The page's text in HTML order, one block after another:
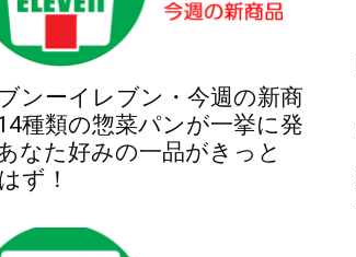
ブンーイレブン・今週の新商
種類の惣菜パンが一挙に発
なた好みの一品がきっと
ず！